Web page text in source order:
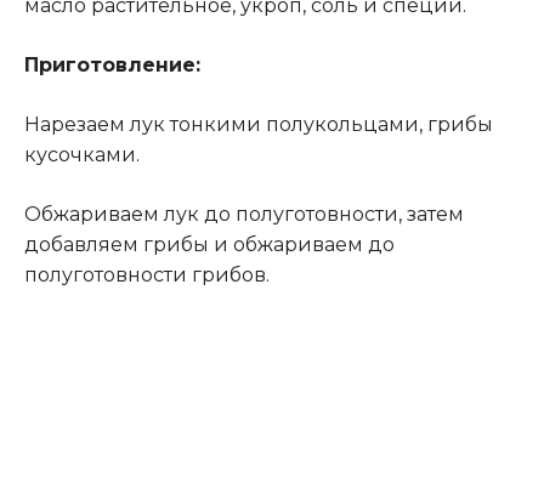
масло растительное, укроп, соль и специи.
Приготовление:
Нарезаем лук тонкими полукольцами, грибы
кусочками.
Обжариваем лук до полуготовности, затем
добавляем грибы и обжариваем до
полуготовности грибов.